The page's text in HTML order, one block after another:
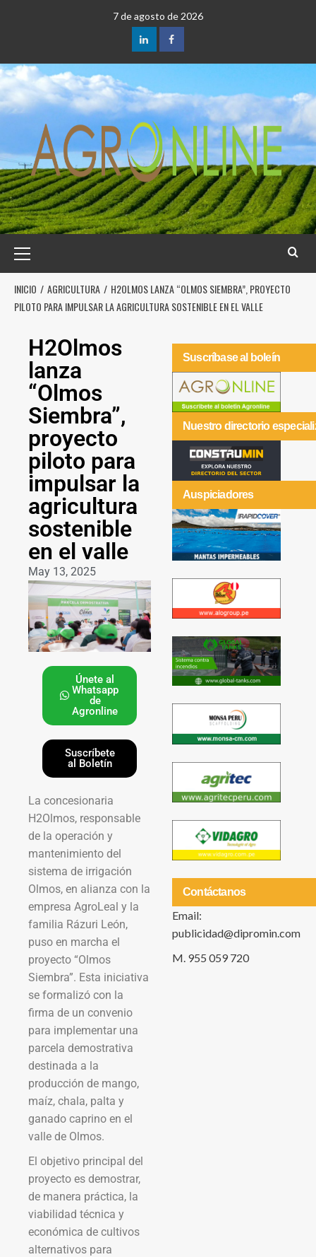
7 de agosto de 2026
INICIO AGRICULTURA
H2OLMOS LANZA “OLMOS SIEMBRA”, PROYECTO
PILOTO PARA IMPULSAR LA AGRICULTURA SOSTENIBLE EN EL VALLE
H2Olmos
lanza
“Olmos
Siembra”,
proyecto
piloto para
impulsar la
agricultura
sostenible
en el valle
May 13, 2025
Únete al
Whatsapp
de
Agronline
Suscríbete
al Boletín
La concesionaria
H2Olmos, responsable
de la operación y
mantenimiento del
sistema de irrigación
Olmos, en alianza con la
empresa AgroLeal y la
familia Rázuri León,
puso en marcha el
proyecto “Olmos
Siembra”. Esta iniciativa
se formalizó con la
firma de un convenio
para implementar una
parcela demostrativa
destinada a la
producción de mango,
maíz, chala, palta y
ganado caprino en el
valle de Olmos.
El objetivo principal del
proyecto es demostrar,
de manera práctica, la
viabilidad técnica y
económica de cultivos
alternativos para
Suscríbase al boleín
Nuestro directorio
Auspiciadores
Contáctanos
Email:
publicidad@dipromin.com
M. 955 059 720